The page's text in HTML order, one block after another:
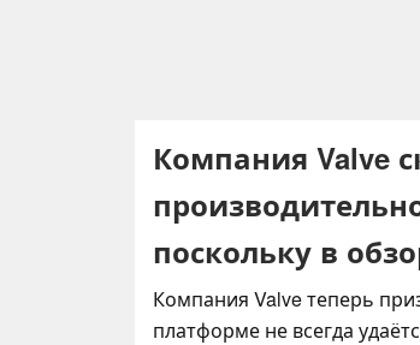
Компания Valve
поскольку в
Компания Valve теперь
платформе не всегда